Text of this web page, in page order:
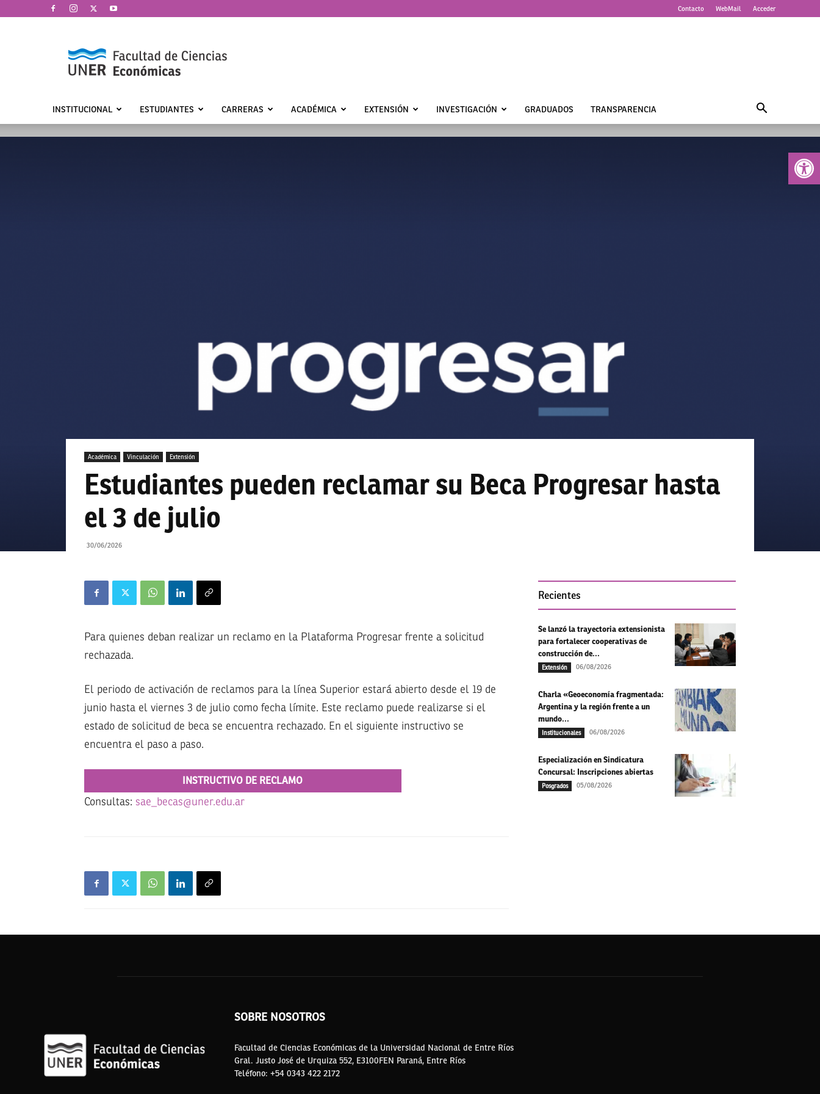
Abrir
Contacto WebMail Acceder
de
Ciencias
Económicas
INSTITUCIONAL ESTUDIANTES CARRERAS ACADÉMICA EXTENSIÓN INVESTIGACIÓN GRADUADOS TRANSPARENCIA
Académica Vinculación Extensión
Estudiantes pueden reclamar su Beca Progresar hasta
el 3 de julio
30/06/2026
Para quienes deban realizar un reclamo en la Plataforma Progresar frente a solicitud
rechazada.
El periodo de activación de reclamos para la línea Superior estará abierto desde el 19 de
junio hasta el viernes 3 de julio como fecha límite. Este reclamo puede realizarse si el
estado de solicitud de beca se encuentra rechazado. En el siguiente instructivo se
encuentra el paso a paso.
INSTRUCTIVO DE RECLAMO
Consultas: sae_becas@uner.edu.ar
Recientes
Se lanzó la trayectoria extensionista
para fortalecer cooperativas de
construcción de...
Extensión 06/08/2026
Charla «Geoeconomía fragmentada:
Argentina y la región frente a un
mundo...
Institucionales 06/08/2026
Especialización en Sindicatura
Concursal: Inscripciones abiertas
Posgrados 05/08/2026
SOBRE NOSOTROS
Facultad de Ciencias Económicas de la Universidad Nacional de Entre Ríos
Gral. Justo José de Urquiza 552, E3100FEN Paraná, Entre Ríos
Teléfono: +54 0343 422 2172